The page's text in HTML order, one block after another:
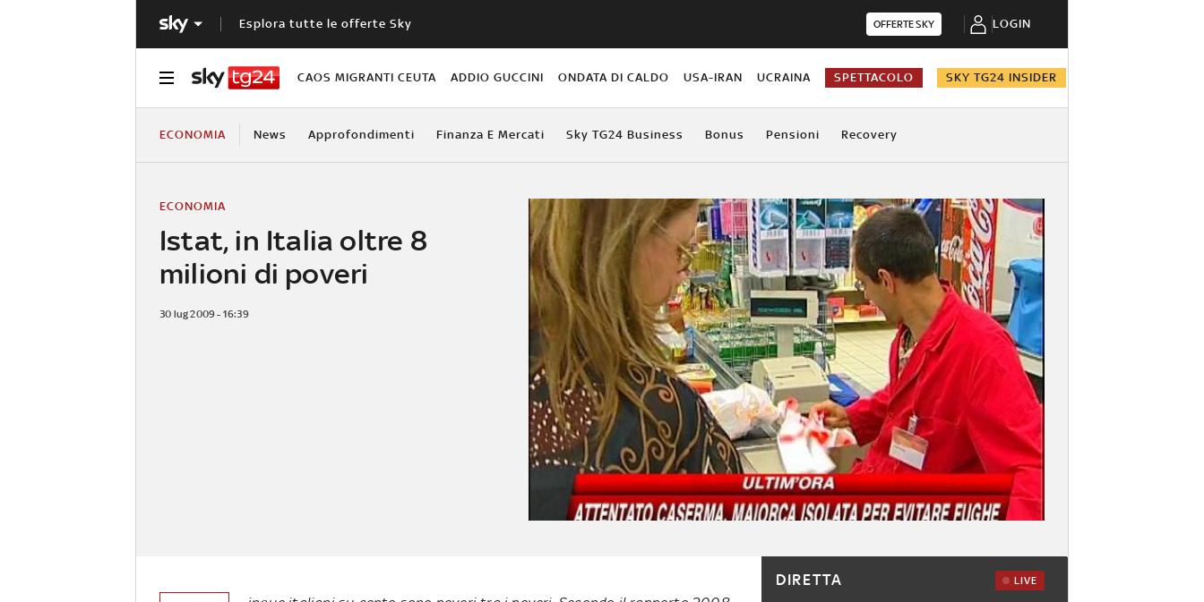
Esplora tutte le offerte Sky OFFERTE SKY LOGIN
CAOS MIGRANTI CEUTA ADDIO GUCCINI ONDATA DI CALDO USA-IRAN UCRAINA SPETTACOLO SKY TG24 INSIDER
ECONOMIA News Approfondimenti Finanza E Mercati Sky TG24 Business Bonus Pensioni Recovery
Istat, in Italia oltre 8
milioni di poveri
ECONOMIA
30 lug 2009 - 16:39
DIRETTA LIVE